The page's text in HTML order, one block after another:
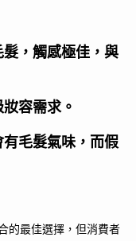
，觸感極佳，與
容需求。
毛髮氣味，而假
的最佳選擇，但消費者